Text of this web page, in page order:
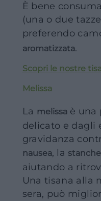
È bene
(una o due
preferendo
aromatizzata.
Scopri le nostre
Melissa
La melissaè una
delicato e dagli
gravidanza
nausea, la
aiutando a
Una tisana alla
sera, può